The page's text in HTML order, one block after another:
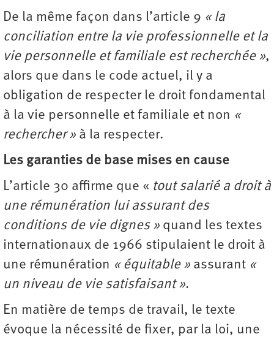
De la même façon dans l’article 9 « la
conciliation entre la vie professionnelle et la
vie personnelle et familiale est recherchée »,
alors que dans le code actuel, il y a
obligation de respecter le droit fondamental
à la vie personnelle et familiale et non «
rechercher » à la respecter.
Les garanties de base mises en cause
L’article 30 affirme que « tout salarié a droit à
une rémunération lui assurant des
conditions de vie dignes » quand les textes
internationaux de 1966 stipulaient le droit à
une rémunération « équitable » assurant «
un niveau de vie satisfaisant ».
En matière de temps de travail, le texte
évoque la nécessité de fixer, par la loi, une